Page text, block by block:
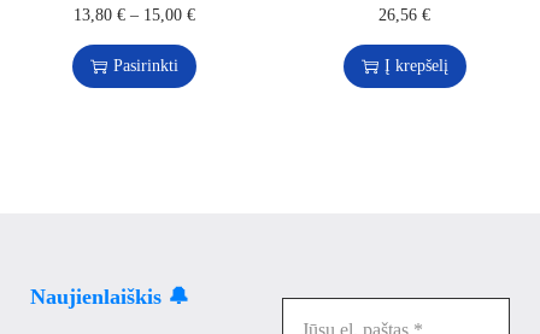
13,80€ – 15,00€
Pasirinkti
26,56€
Į krepšelį
Naujienlaiškis 🔔